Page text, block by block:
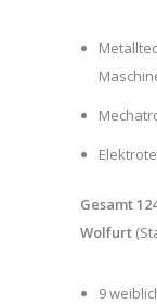
Gesamt
Wolfurt
9